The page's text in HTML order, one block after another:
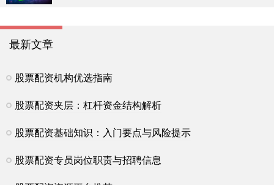
最新文章
股票配资机构优选指南
股票配资夹层：杠杆资金结构解析
股票配资基础知识：入门要点与风险提示
股票配资专员岗位职责与招聘信息